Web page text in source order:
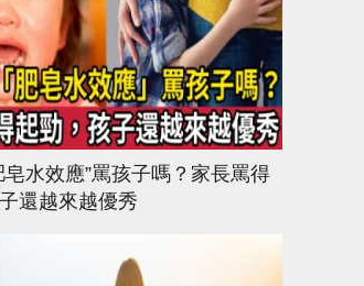
皂水效應”罵孩子嗎？家長罵得
還越來越優秀